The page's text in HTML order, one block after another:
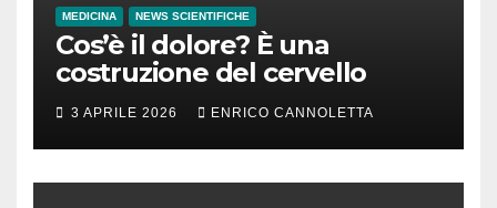
MEDICINA NEWS SCIENTIFICHE
Cos’è il dolore? È una
costruzione del cervello
3 APRILE 2026 ENRICO CANNOLETTA